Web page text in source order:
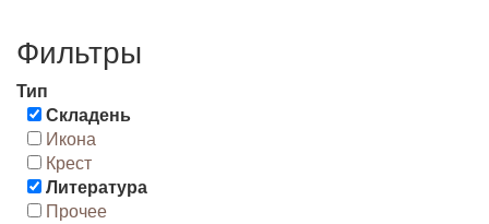
Фильтры
Тип
Складень
Икона
Крест
Литература
Прочее